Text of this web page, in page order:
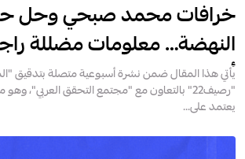
خرافات محمد صبحي وحل
النهضة… معلومات مضللة
أسبوع
يأتي هذا المقال ضمن نشرة أسبوعية متصلة بتدقيق
"رصيف22" بالتعاون مع "مجتمع التحقق
يعتمد على...